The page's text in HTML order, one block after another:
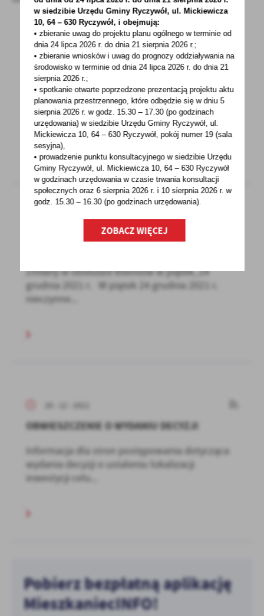
21 - 12 - 2021
Autostradą na święta bez szlabanów
Wyjeżdżasz na święta? Planujesz podróż
autostradą A2 Konin-Stryków lub A4 Wrocław-
Sośnica?...
Zmiany w obsłudze klientów w piątek, 24
grudnia 2021 r. W piątek 24 grudnia 2021 r.
nieczynne...
OBWIESZCZENIE O WYDANIU DECYZJI
Informacja dla stron postępowania dotycząca
wydania decyzji o ustaleniu lokalizacji
inwestycji celu...
Pobierz bezpłatną aplikację
MieszkaniecINFO!
w siedzibie Urzędu Gminy Ryczywół, ul. Mickiewicza
10, 64 – 630 Ryczywół, i obejmują:
• zbieranie uwag do projektu planu ogólnego w terminie od
dnia 24 lipca 2026 r. do dnia 21 sierpnia 2026 r.;
• zbieranie wniosków i uwag do prognozy oddziaływania na
środowisko w terminie od dnia 24 lipca 2026 r. do dnia 21
sierpnia 2026 r.;
• spotkanie otwarte poprzedzone prezentacją projektu aktu
planowania przestrzennego, które odbędzie się w dniu 5
sierpnia 2026 r.w godz. 15.30 – 17.30 (po godzinach
urzędowania) w siedzibie Urzędu Gminy Ryczywół, ul.
Mickiewicza 10, 64 – 630 Ryczywół, pokójnumer 19 (sala
sesyjna),
• prowadzenie punktu konsultacyjnego w siedzibie Urzędu
Gminy Ryczywół, ul. Mickiewicza 10, 64 – 630 Ryczywół
w godzinachurzędowania w czasie trwania konsultacji
społecznych oraz 6 sierpnia 2026 r. i 10 sierpnia 2026 r. w
godz. 15.30 – 16.30 (po godzinachurzędowania).
ZOBACZ WIĘCEJ